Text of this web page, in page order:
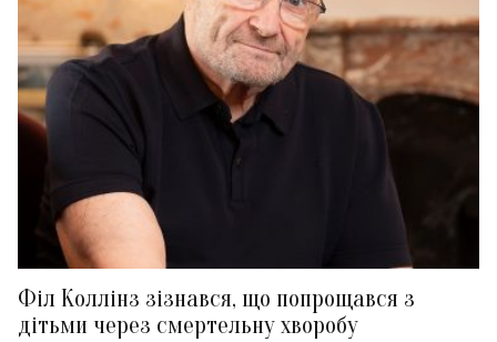
Філ Коллінз зізнався, що попрощався з
дітьми через смертельну хворобу